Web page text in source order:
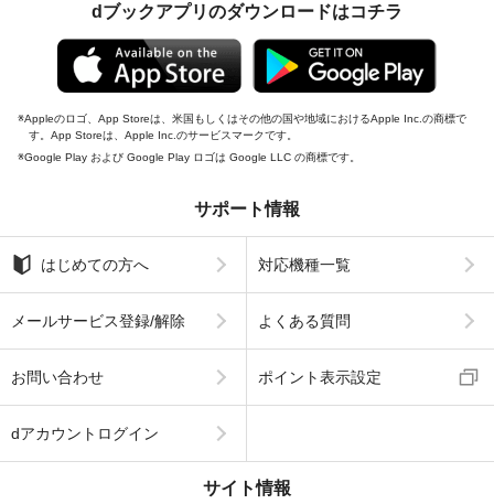
dブックアプリのダウンロードはコチラ
Appleのロゴ、App Storeは、米国もしくはその他の国や地域におけるApple Inc.の商標で
す。App Storeは、Apple Inc.のサービスマークです。
Google Play および Google Play ロゴは Google LLC の商標です。
サポート情報
はじめての方へ 対応機種一覧
メールサービス登録/解除 よくある質問
お問い合わせ ポイント表示設定
dアカウントログイン
サイト情報